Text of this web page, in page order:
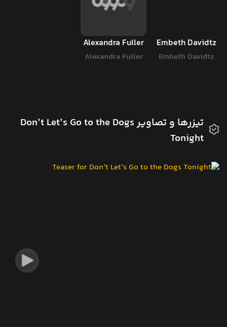
Embeth Davidtz
Embeth Davidtz
Alexandra Fuller
Alexandra Fuller
تیزرها و تصاویر Don’t Let’s Go to the Dogs
Tonight